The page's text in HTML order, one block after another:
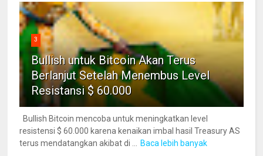
3
Bullish untuk Bitcoin Akan Terus
Berlanjut Setelah Menembus Level
Resistansi $ 60.000
Bullish Bitcoin mencoba untuk meningkatkan level
resistensi $ 60.000 karena kenaikan imbal hasil Treasury AS
terus mendatangkan akibat di ...
Baca lebih banyak